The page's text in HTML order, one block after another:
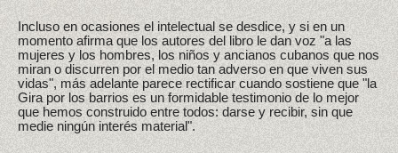
Incluso en ocasiones el intelectual se desdice, y si en un
momento afirma que los autores del libro le dan voz "a las
mujeres y los hombres, los niños y ancianos cubanos que nos
miran o discurren por el medio tan adverso en que viven sus
vidas", más adelante parece rectificar cuando sostiene que "la
Gira por los barrios es un formidable testimonio de lo mejor
que hemos construido entre todos: darse y recibir, sin que
medie ningún interés material".